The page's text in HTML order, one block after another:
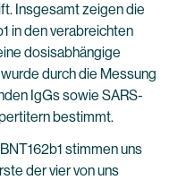
Insgesamt zeigen die
in den verabreichten
dosisabhängige
durch die Messung
IgGs sowie SARS-
bestimmt.
stimmen uns
der vier von uns